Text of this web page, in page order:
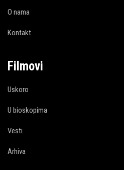
O nama
Kontakt
Filmovi
Uskoro
U bioskopima
Vesti
Arhiva